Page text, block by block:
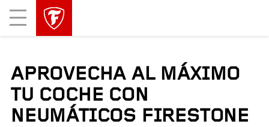
Mobile
Menu
APROVECHA AL MÁXIMO
TU COCHE CON
NEUMÁTICOS FIRESTONE